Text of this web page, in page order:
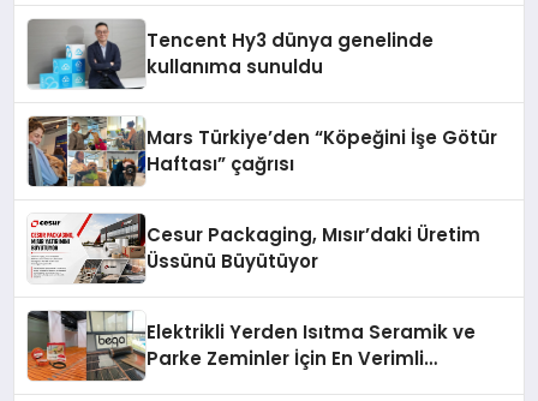
Tencent Hy3 dünya genelinde
kullanıma sunuldu
Mars Türkiye’den “Köpeğini İşe Götür
Haftası” çağrısı
Cesur Packaging, Mısır’daki Üretim
Üssünü Büyütüyor
Elektrikli Yerden Isıtma Seramik ve
Parke Zeminler İçin En Verimli